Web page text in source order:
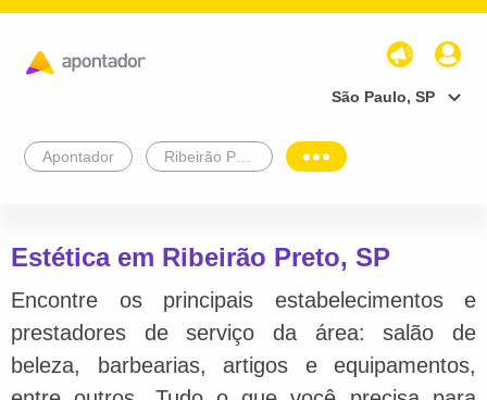
São Paulo, SP
Apontador
Estética em Ribeirão Preto, SP
Encontre os principais estabelecimentos e
prestadores de serviço da área: salão de
beleza, barbearias, artigos e equipamentos,